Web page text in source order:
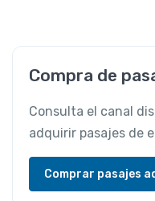
Compra de
Consulta el canal
adquirir pasajes de
Comprar pasajes